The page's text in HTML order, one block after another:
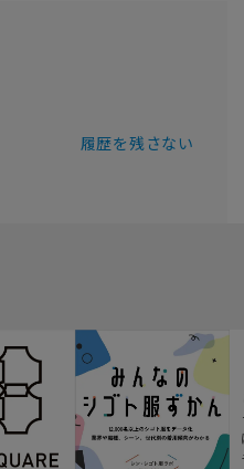
履歴を残さない